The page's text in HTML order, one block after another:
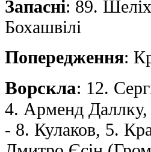
Запасні: 89.
Бохашвілі
Попередження:
Ворскла: 12.
4. Арменд
- 8. Кулаков, 5.